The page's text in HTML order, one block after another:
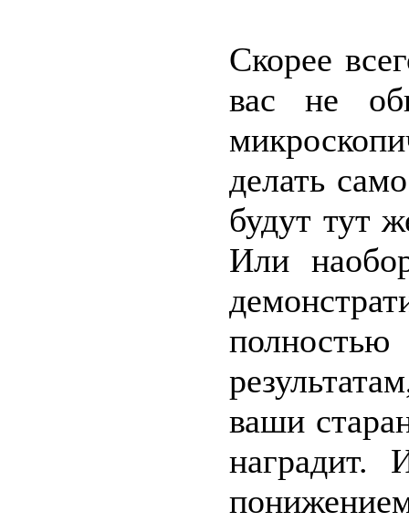
Скорее
вас не
делать
будут тут
Или
ваши
наградит.